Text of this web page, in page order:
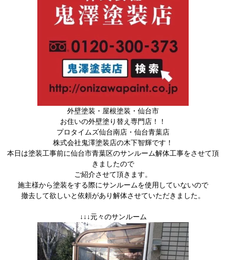
外壁塗装・屋根塗装・仙台市
お住いの外壁塗り替え専門店！！
プロタイムズ仙台南店・仙台青葉店
株式会社鬼澤塗装店の木下智輝です！
本日は塗装工事前に仙台市青葉区のサンルーム解体工事をさせて頂
きましたので
ご紹介させて頂きます。
施主様から塗装をする際にサンルームを使用していないので
撤去して欲しいと依頼があり解体させていただきました。
↓↓↓元々のサンルーム